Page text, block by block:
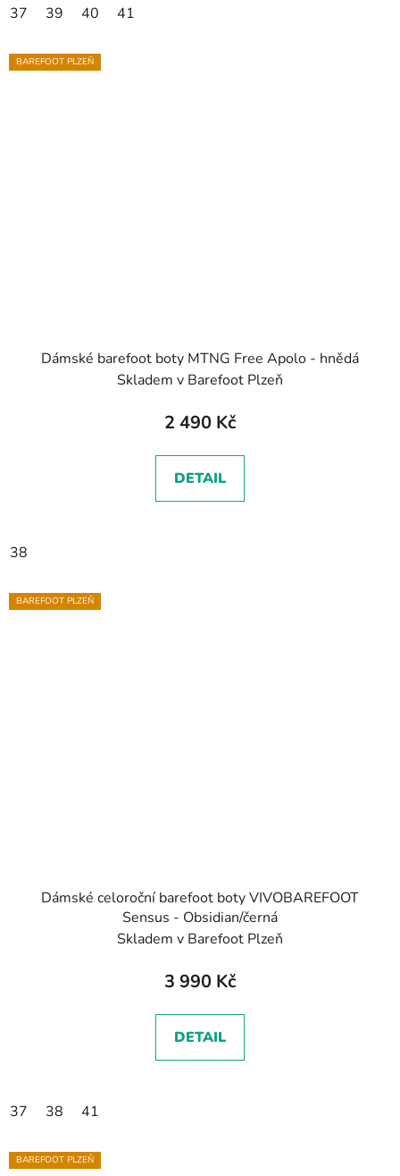
37 39 40 41
BAREFOOT PLZEŇ
Dámské barefoot boty MTNG Free Apolo - hnědá
Skladem v Barefoot Plzeň
2 490 Kč
DETAIL
38
BAREFOOT PLZEŇ
Dámské celoroční barefoot boty VIVOBAREFOOT
Sensus - Obsidian/černá
Skladem v Barefoot Plzeň
3 990 Kč
DETAIL
37 38 41
BAREFOOT PLZEŇ